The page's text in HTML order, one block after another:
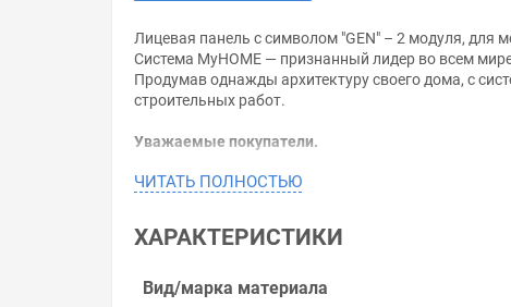
Лицевая панель с символом "GEN" – 2 модуля, для
Система MyHOME — признанный лидер во всем
Продумав однажды архитектуру своего дома, с
строительных работ.
Уважаемые покупатели.
Обращаем Ваше внимание, что размещенная на
Производитель оставляет за собой право
Цена на Valena ALLURE MyHome.Лицевая панель
ЧИТАТЬ ПОЛНОСТЬЮ
ХАРАКТЕРИСТИКИ
Вид/марка материала